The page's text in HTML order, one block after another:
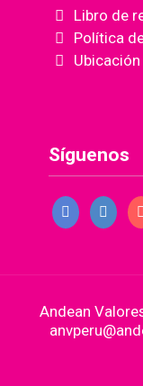
Libro de
Política
Síguenos
Andean